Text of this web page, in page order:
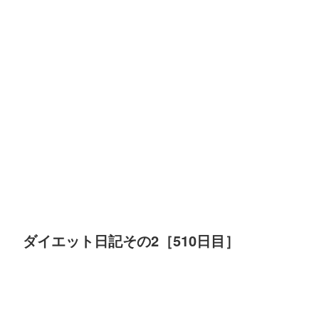
ダイエット日記その2［510日目］